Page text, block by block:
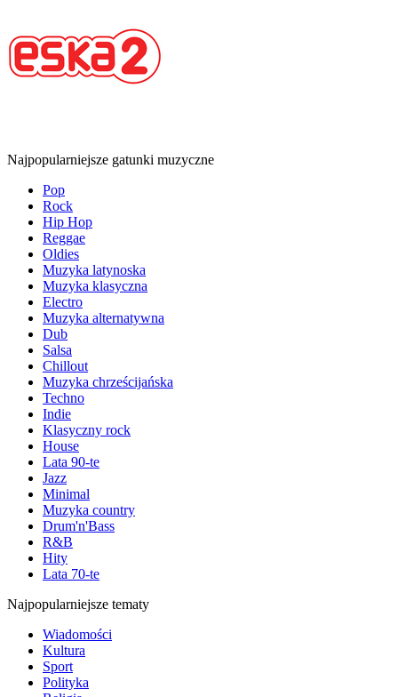
Najpopularniejsze gatunki muzyczne
Pop
Rock
Hip Hop
Reggae
Oldies
Muzyka latynoska
Muzyka klasyczna
Electro
Muzyka alternatywna
Dub
Salsa
Chillout
Muzyka chrześcijańska
Techno
Indie
Klasyczny rock
House
Lata 90-te
Jazz
Minimal
Muzyka country
Drum'n'Bass
R&B
Hity
Lata 70-te
Najpopularniejsze tematy
Wiadomości
Kultura
Sport
Polityka